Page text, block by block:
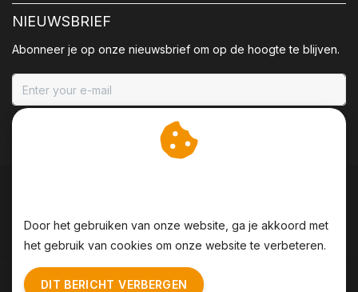
NIEUWSBRIEF
Abonneer je op onze nieuwsbrief om op de hoogte te blijven.
Algemene voorwaarden | Disclaimer
Door het gebruiken van onze website, ga je akkoord met
het gebruik van cookies om onze website te verbeteren.
DIT BERICHT VERBERGEN